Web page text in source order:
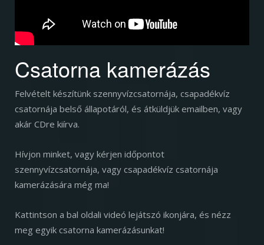
Csatorna kamerázás
Felvételt készítünk szennyvízcsatornája, csapadékvíz
csatornája belső állapotáról, és átküldjük emailben, vagy
akár CDre kiírva.
Hívjon minket, vagy kérjen időpontot
szennyvízcsatornája, vagy csapadékvíz csatornája
kamerázására még ma!
Kattintson a bal oldali videó lejátszó ikonjára, és nézz
meg egyik csatorna kamerázásunkat!